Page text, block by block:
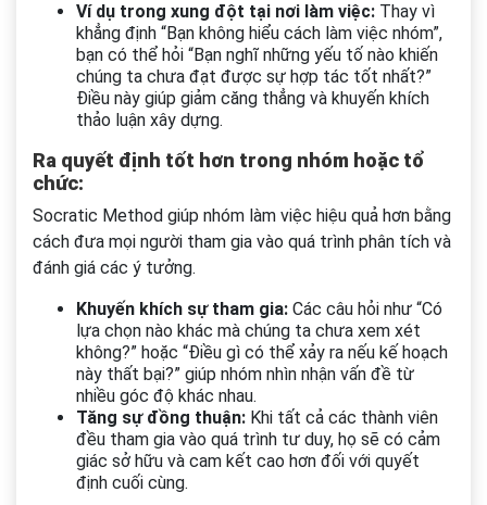
Ví dụ trong xung đột tại nơi làm việc: Thay vì
khẳng định “Bạn không hiểu cách làm việc nhóm”,
bạn có thể hỏi “Bạn nghĩ những yếu tố nào khiến
chúng ta chưa đạt được sự hợp tác tốt nhất?”
Điều này giúp giảm căng thẳng và khuyến khích
thảo luận xây dựng.
Ra quyết định tốt hơn trong nhóm hoặc tổ
chức:
Socratic Method giúp nhóm làm việc hiệu quả hơn bằng
cách đưa mọi người tham gia vào quá trình phân tích và
đánh giá các ý tưởng.
Khuyến khích sự tham gia: Các câu hỏi như “Có
lựa chọn nào khác mà chúng ta chưa xem xét
không?” hoặc “Điều gì có thể xảy ra nếu kế hoạch
này thất bại?” giúp nhóm nhìn nhận vấn đề từ
nhiều góc độ khác nhau.
Tăng sự đồng thuận: Khi tất cả các thành viên
đều tham gia vào quá trình tư duy, họ sẽ có cảm
giác sở hữu và cam kết cao hơn đối với quyết
định cuối cùng.